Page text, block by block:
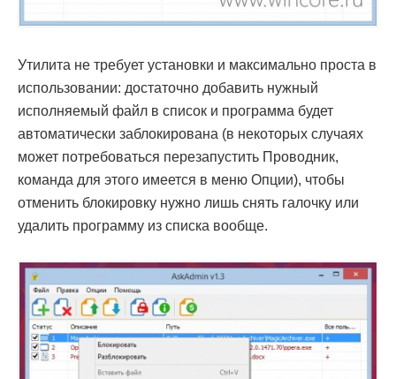
Утилита не требует установки и максимально проста в
использовании: достаточно добавить нужный
исполняемый файл в список и программа будет
автоматически заблокирована (в некоторых случаях
может потребоваться перезапустить Проводник,
команда для этого имеется в меню Опции), чтобы
отменить блокировку нужно лишь снять галочку или
удалить программу из списка вообще.